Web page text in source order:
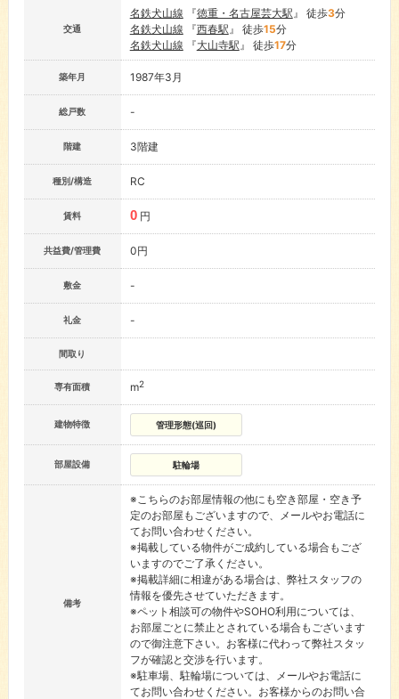
交通
名鉄犬山線 『徳重・名古屋芸大駅』 徒歩3分
名鉄犬山線 『西春駅』 徒歩15分
名鉄犬山線 『大山寺駅』 徒歩17分
築年月 1987年3月
総戸数 -
階建 3階建
種別/構造 RC
賃料 0 円
共益費/管理費 0円
敷金 -
礼金 -
間取り
専有面積 m2
建物特徴 管理形態(巡回)
部屋設備 駐輪場
備考
※こちらのお部屋情報の他にも空き部屋・空き予
定のお部屋もございますので、メールやお電話に
てお問い合わせください。
※掲載している物件がご成約している場合もござ
いますのでご了承ください。
※掲載詳細に相違がある場合は、弊社スタッフの
情報を優先させていただきます。
※ペット相談可の物件やSOHO利用については、
お部屋ごとに禁止とされている場合もございます
ので御注意下さい。お客様に代わって弊社スタッ
フが確認と交渉を行います。
※駐車場、駐輪場については、メールやお電話に
てお問い合わせください。お客様からのお問い合